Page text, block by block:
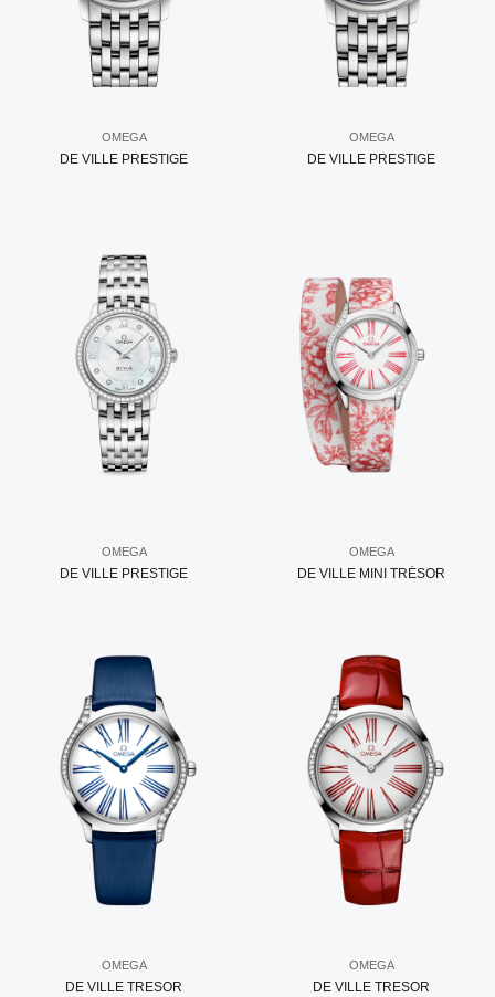
OMEGA
DE VILLE PRESTIGE
OMEGA
DE VILLE PRESTIGE
OMEGA
DE VILLE PRESTIGE
OMEGA
DE VILLE MINI TRÉSOR
OMEGA
DE VILLE TRESOR
OMEGA
DE VILLE TRESOR